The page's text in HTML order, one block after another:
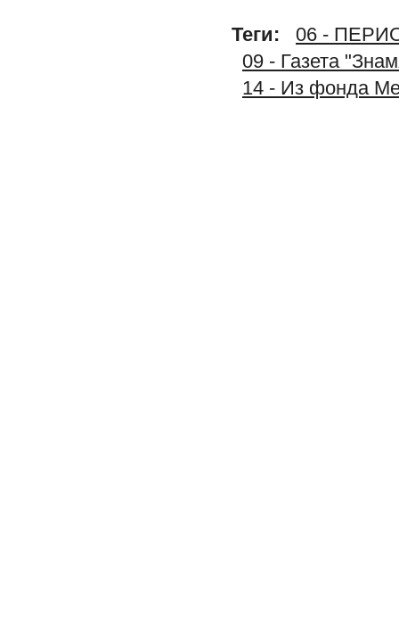
Теги:
06 -
09 - Газета
14 - Из фонда